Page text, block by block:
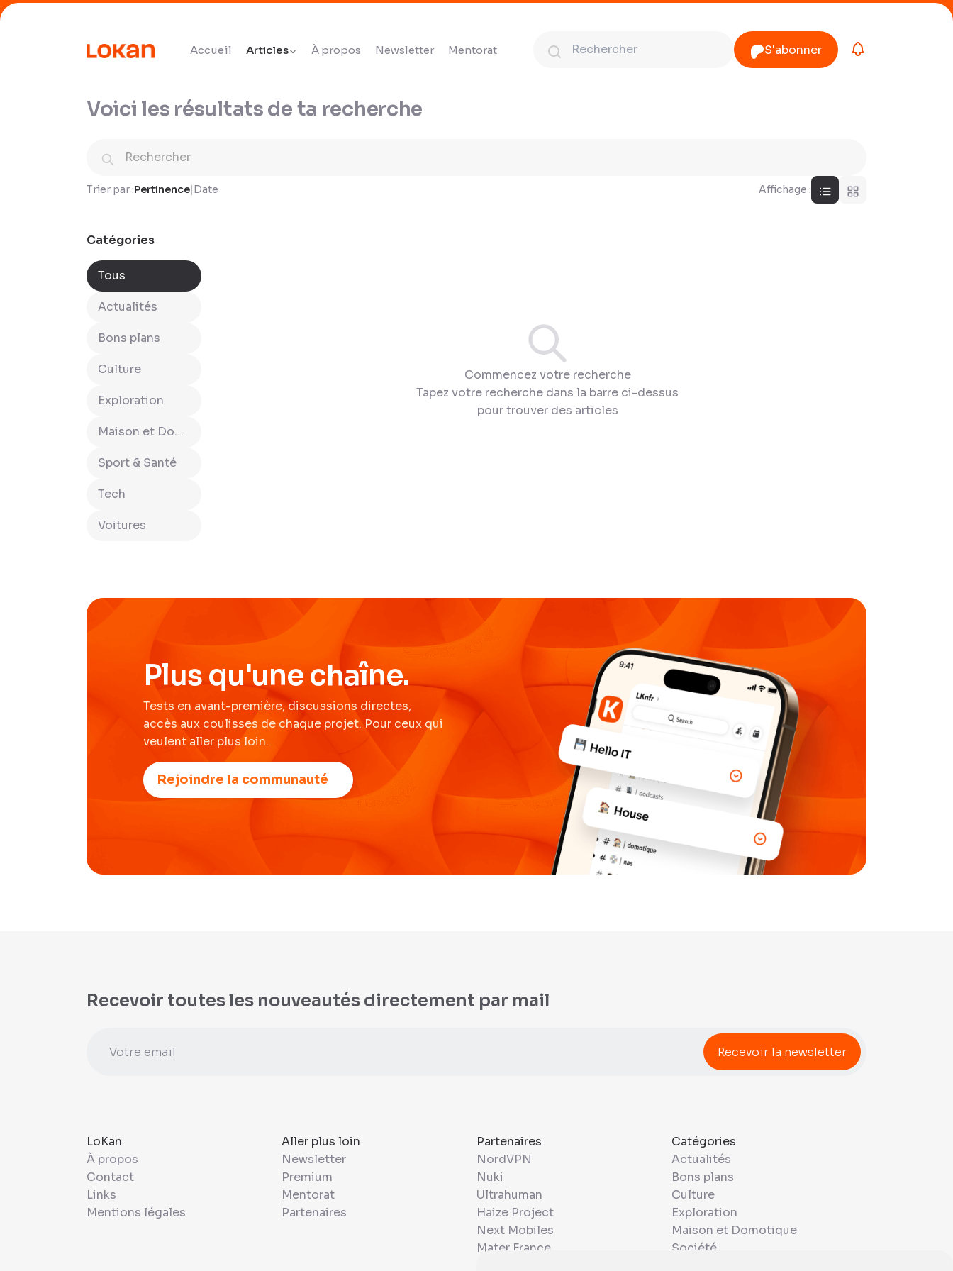
Accueil Articles À propos Newsletter Mentorat S'abonner
Voici les résultats de ta recherche
Trier par :Pertinence|Date Affichage :
Catégories
Tous
Actualités
Bons plans
Culture
Exploration
Maison et Domotique
Sport & Santé
Tech
Voitures
Commencez votre recherche
Tapez votre recherche dans la barre ci-dessus
pour trouver des articles
Plus qu'une chaîne.
Tests en avant-première, discussions directes,
accès aux coulisses de chaque projet. Pour ceux qui
veulent aller plus loin.
Rejoindre la communauté
Recevoir toutes les nouveautés directement par mail
LoKan
À propos
Contact
Links
Mentions légales
Aller plus loin
Newsletter
Premium
Mentorat
Partenaires
Partenaires
NordVPN
Nuki
Ultrahuman
Haize Project
Next Mobiles
Mater France
Catégories
Actualités
Bons plans
Culture
Exploration
Maison et Domotique
Société